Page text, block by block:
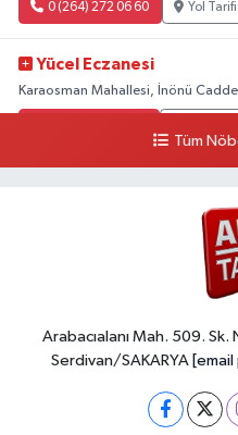
0 (264) 272 06 60 Yol Tarifi
Yücel Eczanesi
Karaosman Mahallesi, İnönü
Karaman Mahallesi, Cahit Kıraç
Yol
Tüm
Arabacıalanı Mah. 509.
Serdivan/SAKARYA